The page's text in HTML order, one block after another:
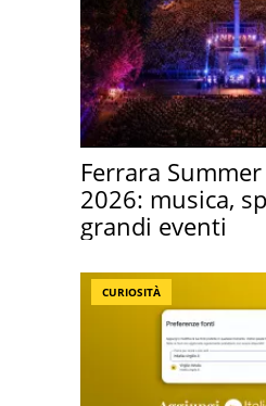
Ferrara
2026: musica,
grandi eventi
CURIOSITÀ